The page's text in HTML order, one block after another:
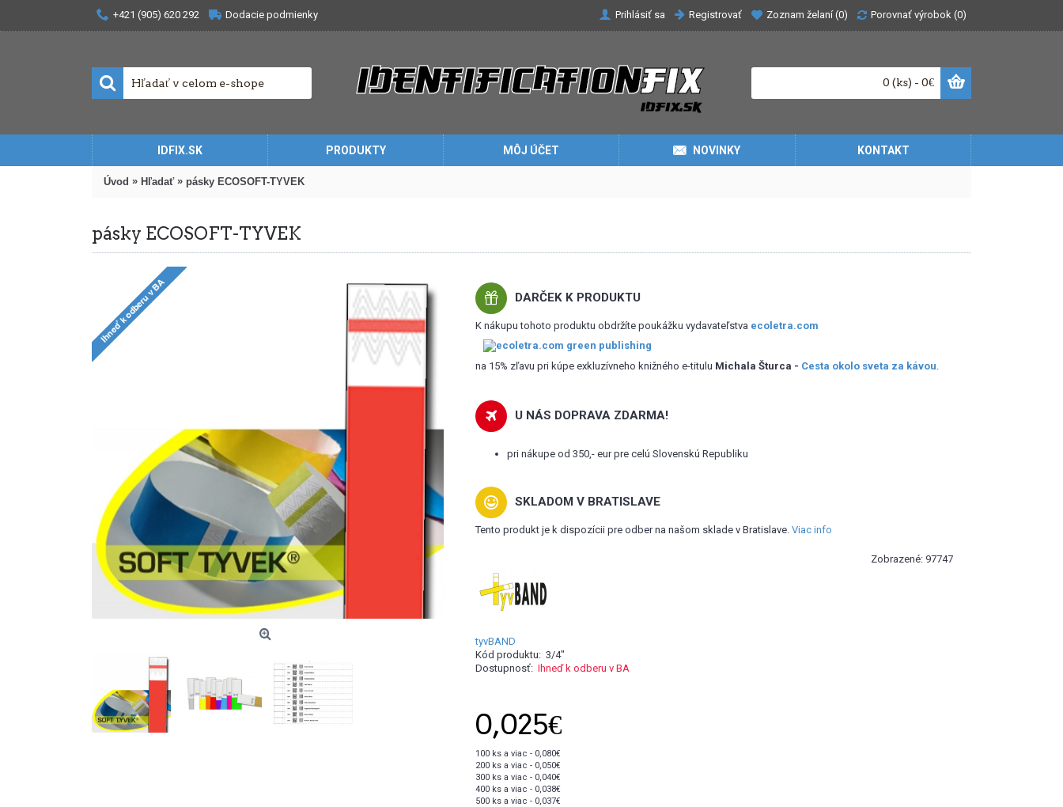
+421 (905) 620 292 Dodacie podmienky Prihlásiť sa Registrovať Zoznam želaní (0) Porovnať výrobok (0)
0 (ks) - 0€
IDFIX.SK PRODUKTY MÔJ ÚČET NOVINKY KONTAKT
Úvod » Hľadať » pásky ECOSOFT-TYVEK
pásky ECOSOFT-TYVEK
DARČEK K PRODUKTU
K nákupu tohoto produktu obdržíte poukážku vydavateľstva ecoletra.com
na 15% zľavu pri kúpe exkluzívneho knižného e-titulu Michala Šturca - Cesta okolo sveta za kávou.
U NÁS DOPRAVA ZDARMA!
pri nákupe od 350,- eur pre celú Slovenskú Republiku
SKLADOM V BRATISLAVE
Tento produkt je k dispozícii pre odber na našom sklade v Bratislave. Viac info
Zobrazené: 97747
tyvBAND
Kód produktu: 3/4"
Dostupnosť: Ihneď k odberu v BA
0,025€
100 ks a viac - 0,080€
200 ks a viac - 0,050€
300 ks a viac - 0,040€
400 ks a viac - 0,038€
500 ks a viac - 0,037€